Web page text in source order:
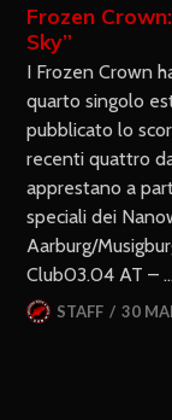
Frozen
Sky”
I Frozen Crown
quarto singolo
pubblicato lo
recenti quattro
apprestano a
speciali dei
Aarburg/
Club03.04 AT –
STAFF 30